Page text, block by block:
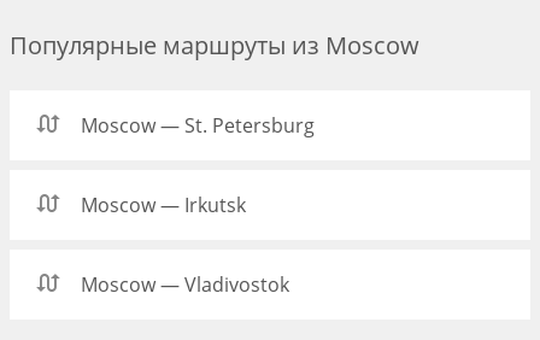
Популярные маршруты из Moscow
Moscow — St. Petersburg
Moscow — Irkutsk
Moscow — Vladivostok